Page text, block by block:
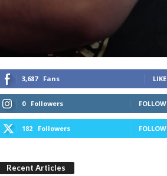
3,687 Fans LIKE
0 Followers FOLLOW
182 Followers FOLLOW
Recent Articles